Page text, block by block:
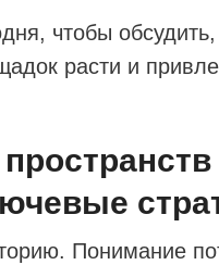
чтобы
расти и
Понимание